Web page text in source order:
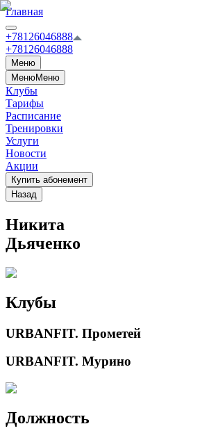
Главная
+78126046888
+78126046888
Меню
МенюМеню
Клубы
Тарифы
Расписание
Тренировки
Услуги
Новости
Акции
Купить абонемент
Назад
Никита
Дьяченко
Клубы
URBANFIT. Прометей
URBANFIT. Мурино
Должность